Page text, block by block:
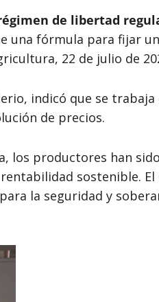
de libertad
una fórmula para fijar
22 de julio de
indicó que se trabaja
de precios.
los productores han
sostenible.
la seguridad y